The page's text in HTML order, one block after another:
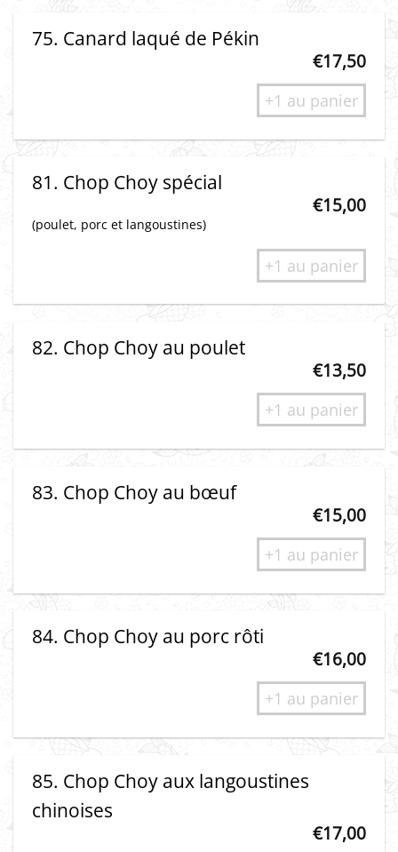
75. Canard laqué de Pékin
€17,50
+1 au panier
81. Chop Choy spécial
€15,00
(poulet, porc et langoustines)
+1 au panier
82. Chop Choy au poulet
€13,50
+1 au panier
83. Chop Choy au bœuf
€15,00
+1 au panier
84. Chop Choy au porc rôti
€16,00
+1 au panier
85. Chop Choy aux langoustines
chinoises
€17,00